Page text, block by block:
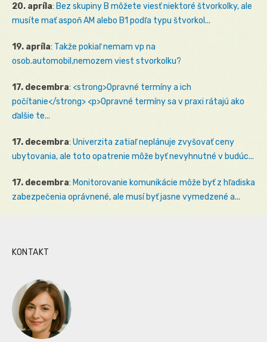
20. apríla: Bez skupiny B môžete viesť niektoré štvorkolky, ale
musíte mať aspoň AM alebo B1 podľa typu štvorkol...
19. apríla: Takže pokiaľ nemam vp na
osob.automobil,nemozem viest stvorkolku?
17. decembra: <strong>Opravné termíny a ich
počítanie</strong> <p>Opravné termíny sa v praxi rátajú ako
ďalšie te...
17. decembra: Univerzita zatiaľ neplánuje zvyšovať ceny
ubytovania, ale toto opatrenie môže byť nevyhnutné v budúc...
17. decembra: Monitorovanie komunikácie môže byť z hľadiska
zabezpečenia oprávnené, ale musí byť jasne vymedzené a...
KONTAKT